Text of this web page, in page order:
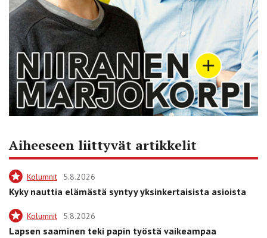
Aiheeseen liittyvät artikkelit
Kolumnit 5.8.2026
Kyky nauttia elämästä syntyy yksinkertaisista asioista
Kolumnit 5.8.2026
Lapsen saaminen teki papin työstä vaikeampaa